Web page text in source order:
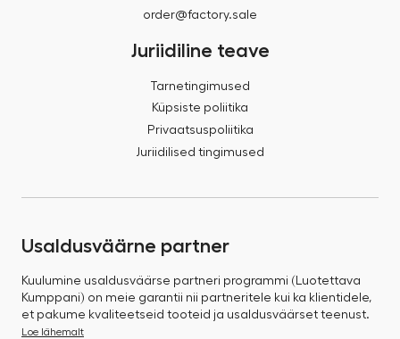
order@factory.sale
Juriidiline teave
Tarnetingimused
Küpsiste poliitika
Privaatsuspoliitika
Juriidilised tingimused
Usaldusväärne partner
Kuulumine usaldusväärse partneri programmi (Luotettava
Kumppani) on meie garantii nii partneritele kui ka klientidele,
et pakume kvaliteetseid tooteid ja usaldusväärset teenust.
Loe lähemalt